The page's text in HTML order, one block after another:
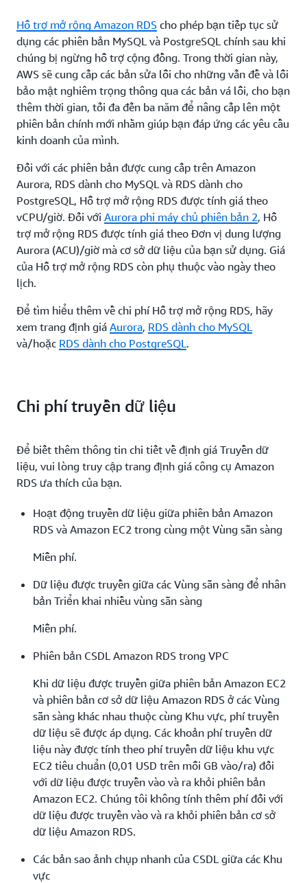
Hỗ trợ mở rộng Amazon RDS cho phép bạn tiếp tục sử
dụng các phiên bản MySQL và PostgreSQL chính sau khi
chúng bị ngừng hỗ trợ cộng đồng. Trong thời gian này,
AWS sẽ cung cấp các bản sửa lỗi cho những vấn đề và lỗi
bảo mật nghiêm trọng thông qua các bản vá lỗi, cho bạn
thêm thời gian, tối đa đến ba năm để nâng cấp lên một
phiên bản chính mới nhằm giúp bạn đáp ứng các yêu cầu
kinh doanh của mình.
Đối với các phiên bản được cung cấp trên Amazon
Aurora, RDS dành cho MySQL và RDS dành cho
PostgreSQL, Hỗ trợ mở rộng RDS được tính giá theo
vCPU/giờ. Đối với Aurora phi máy chủ phiên bản 2, Hỗ
trợ mở rộng RDS được tính giá theo Đơn vị dung lượng
Aurora (ACU)/giờ mà cơ sở dữ liệu của bạn sử dụng. Giá
của Hỗ trợ mở rộng RDS còn phụ thuộc vào ngày theo
lịch.
Để tìm hiểu thêm về chi phí Hỗ trợ mở rộng RDS, hãy
xem trang định giá Aurora, RDS dành cho MySQL
và/hoặc RDS dành cho PostgreSQL .
Chi phí truyền dữ liệu
Để biết thêm thông tin chi tiết về định giá Truyền dữ
liệu, vui lòng truy cập trang định giá công cụ Amazon
RDS ưa thích của bạn.
Hoạt động truyền dữ liệu giữa phiên bản Amazon
RDS và Amazon EC2 trong cùng một Vùng sẵn sàng
Miễn phí.
Dữ liệu được truyền giữa các Vùng sẵn sàng để nhân
bản Triển khai nhiều vùng sẵn sàng
Miễn phí.
Phiên bản CSDL Amazon RDS trong VPC
Khi dữ liệu được truyền giữa phiên bản Amazon EC2
và phiên bản cơ sở dữ liệu Amazon RDS ở các Vùng
sẵn sàng khác nhau thuộc cùng Khu vực, phí truyền
dữ liệu sẽ được áp dụng. Các khoản phí truyền dữ
liệu này được tính theo phí truyền dữ liệu khu vực
EC2 tiêu chuẩn (0,01 USD trên mỗi GB vào/ra) đối
với dữ liệu được truyền vào và ra khỏi phiên bản
Amazon EC2. Chúng tôi không tính thêm phí đối với
dữ liệu được truyền vào và ra khỏi phiên bản cơ sở
dữ liệu Amazon RDS.
Các bản sao ảnh chụp nhanh của CSDL giữa các Khu
vực